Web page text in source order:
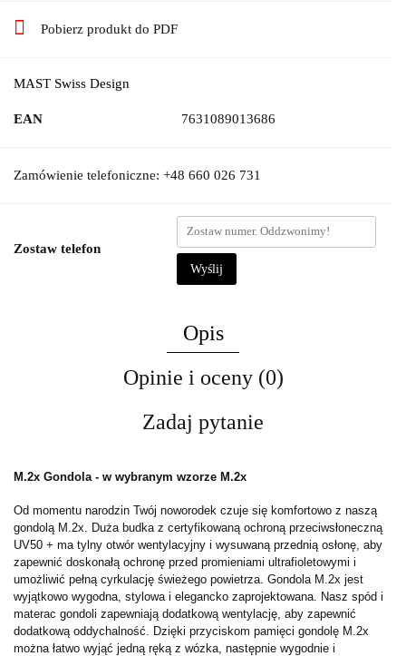
Pobierz produkt do PDF
MAST Swiss Design
EAN 7631089013686
Zamówienie telefoniczne: +48 660 026 731
Zostaw telefon
Wyślij
Opis
Opinie i oceny (0)
Zadaj pytanie
M.2x Gondola - w wybranym wzorze M.2x
Od momentu narodzin Twój noworodek czuje się komfortowo z naszą
gondolą M.2x. Duża budka z certyfikowaną ochroną przeciwsłoneczną
UV50 + ma tylny otwór wentylacyjny i wysuwaną przednią osłonę, aby
zapewnić doskonałą ochronę przed promieniami ultrafioletowymi i
umożliwić pełną cyrkulację świeżego powietrza. Gondola M.2x jest
wyjątkowo wygodna, stylowa i elegancko zaprojektowana. Nasz spód i
materac gondoli zapewniają dodatkową wentylację, aby zapewnić
dodatkową oddychalność. Dzięki przyciskom pamięci gondolę M.2x
można łatwo wyjąć jedną ręką z wózka, następnie wygodnie i